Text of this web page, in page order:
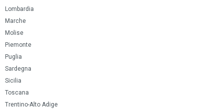
Lombardia
Marche
Molise
Piemonte
Puglia
Sardegna
Sicilia
Toscana
Trentino-Alto Adige